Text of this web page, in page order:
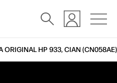
ORIGINAL HP 933, CIAN (CN058AE)
Soporte